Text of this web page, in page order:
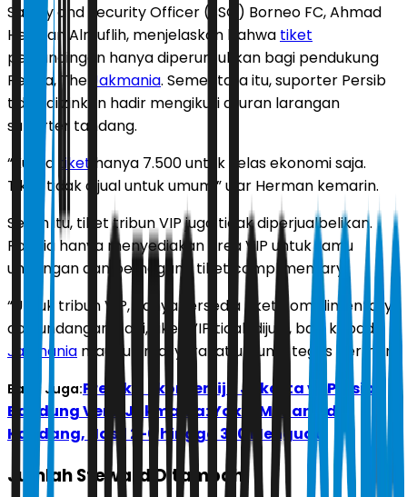
Safety and Security Officer (SSO) Borneo FC, Ahmad
Herman Almuflih, menjelaskan bahwa tiket
pertandingan hanya diperuntukkan bagi pendukung
Persija, The Jakmania. Sementara itu, suporter Persib
tidak diizinkan hadir mengikuti aturan larangan
suporter tandang.
“Kuota tiket hanya 7.500 untuk kelas ekonomi saja.
Tiket tidak dijual untuk umum,” ujar Herman kemarin.
Selain itu, tiket tribun VIP juga tidak diperjualbelikan.
Panitia hanya menyediakan area VIP untuk tamu
undangan dan pemegang tiket complimentary.
“Untuk tribun VIP, hanya tersedia tiket complimentary
dan undangan. Jadi, tiket VIP tidak dijual, baik kepada
Jakmania maupun masyarakat umum,” tegas Herman.
Baca Juga:Prediksi Skor Persija Jakarta vs Persib
Bandung Versi Jakmania: Yakin Menang di
Kandang, Hasil 2-0 hingga 3-0 Menguat
Jumlah Steward Ditambah